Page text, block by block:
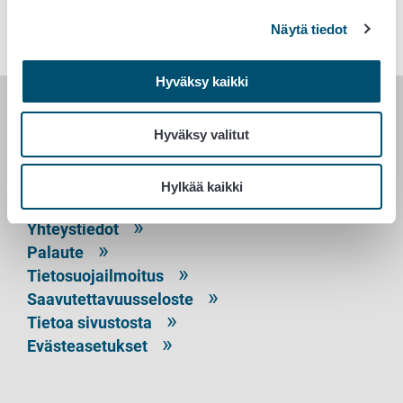
Näytä tiedot
Hyväksy kaikki
Hyväksy valitut
Hylkää kaikki
PL 100
00027 RUOKAVIRASTO
Yhteystiedot
Palaute
Tietosuojailmoitus
Saavutettavuusseloste
Tietoa sivustosta
Evästeasetukset